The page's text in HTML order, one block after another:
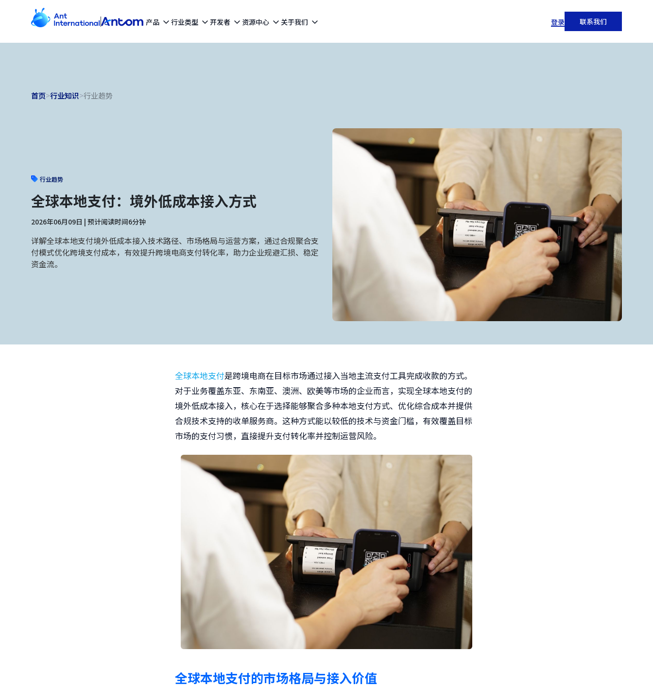
产品 行业类型 开发者 资源中心 关于我们 登录 联系我们
首页>行业知识>行业趋势
行业趋势
全球本地支付：境外低成本接入方式
2026年06月09日 | 预计阅读时间6分钟
详解全球本地支付境外低成本接入技术路径、市场格局与运营方案，通过合规聚合支
付模式优化跨境支付成本，有效提升跨境电商支付转化率，助力企业规避汇损、稳定
资金流。
全球本地支付是跨境电商在目标市场通过接入当地主流支付工具完成收款的方式。
对于业务覆盖东亚、东南亚、澳洲、欧美等市场的企业而言，实现全球本地支付的
境外低成本接入，核心在于选择能够聚合多种本地支付方式、优化综合成本并提供
合规技术支持的收单服务商。这种方式能以较低的技术与资金门槛，有效覆盖目标
市场的支付习惯，直接提升支付转化率并控制运营风险。
全球本地支付的市场格局与接入价值